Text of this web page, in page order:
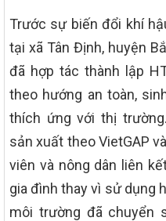
Trước sự biến đổi khí
tại xã Tân Định, huyện
đã hợp tác thành lập
theo hướng an toàn,
thích ứng với thị
sản xuất theo VietGAP
viên và nông dân liên
gia đình thay vì sử dụng
môi trường đã chuyển